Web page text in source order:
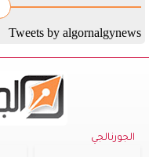
Tweets by algornalgynews
الجورنالجي